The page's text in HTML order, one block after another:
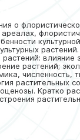
о
растений: влияние
растений;
численность,
растительных
Кратко